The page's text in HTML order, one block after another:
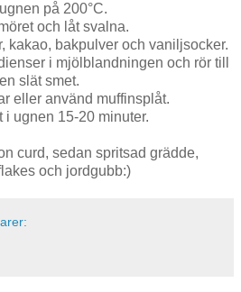
på 200°C.
och låt svalna.
kakao, bakpulver och vaniljsocker.
i mjölblandningen och rör till
en slät smet.
eller använd muffinsplåt.
i ugnen 15-20 minuter.
curd, sedan spritsad grädde,
och jordgubb:)